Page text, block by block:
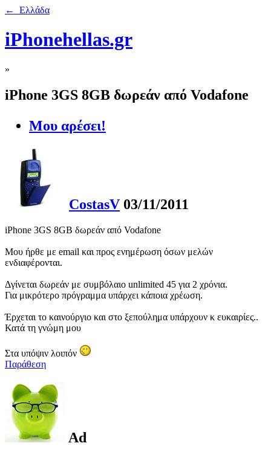
← Ελλάδα
iPhonehellas.gr
»
iPhone 3GS 8GB δωρεάν από Vodafone
Μου αρέσει!
CostasV 03/11/2011
iPhone 3GS 8GB δωρεάν από Vodafone
Μου ήρθε με email και προς ενημέρωση όσων μελών
ενδιαφέρονται.
Δγίνεται δωρεάν με συμβόλαιο unlimited 45 για 2 χρόνια.
Για μικρότερο πρόγραμμα υπάρχει κάποια χρέωση.
Έρχεται το καινούργιο και στο ξεπούλημα υπάρχουν κ ευκαιρίες..
Κατά τη γνώμη μου
Στα υπόψιν λοιπόν
Παράθεση
Ad